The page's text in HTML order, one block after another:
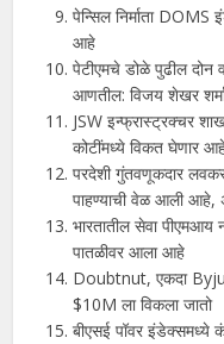
पेन्सिल निर्माता
आहे
पेटीएमचे डोळे पुढील दोन
आणतील: विजय शेखर
JSW इन्फ्रास्ट्रक्चर
कोटींमध्ये विकत घेणार
परदेशी गुंतवणूकदार
पाहण्याची वेळ आली आहे,
भारतातील सेवा पीएमआय
पातळीवर आला आहे
Doubtnut, एकदा
$10M ला विकला जातो
बीएसई पॉवर इंडेक्समध्ये